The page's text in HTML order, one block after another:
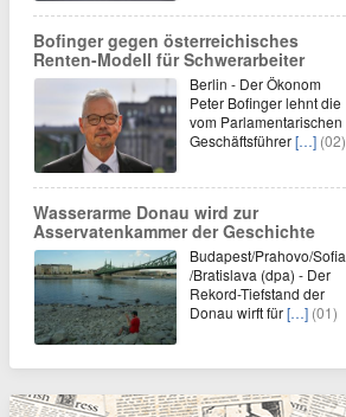
Bofinger gegen österreichisches
Renten-Modell für Schwerarbeiter
Berlin - Der Ökonom
Peter Bofinger lehnt die
vom Parlamentarischen
Geschäftsführer[…] (02)
Wasserarme Donau wird zur
Asservatenkammer der Geschichte
Budapest/Prahovo/Sofia
/Bratislava (dpa) - Der
Rekord-Tiefstand der
Donau wirft für[…] (01)